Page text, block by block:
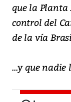
que la Planta
control del
de la vía
...y que nadie